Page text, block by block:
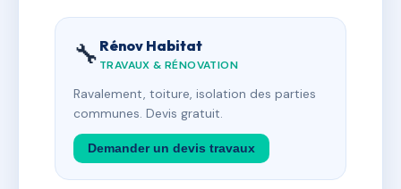
🔧 Rénov Habitat
TRAVAUX & RÉNOVATION
Ravalement, toiture, isolation des parties
communes. Devis gratuit.
Demander un devis travaux